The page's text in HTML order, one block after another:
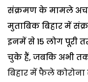
संक्रमण के मामले
मुताबिक बिहार में
इनमें से 15 लोग पूरी
चुके हैं, जबकि अभी तक
बिहार में फैले